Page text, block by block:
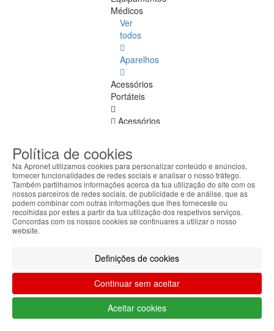
Médicos
Ver
todos
Aparelhos
Acessórios
Portáteis
Acessórios
todos
Autocolantes
Teclado
Malas
Docking
Bases
Refrigeração
Política de cookies
Na Apronet utilizamos cookies para personalizar conteúdo e anúncios,
fornecer funcionalidades de redes sociais e analisar o nosso tráfego.
Também partilhamos informações acerca da tua utilização do site com os
nossos parceiros de redes sociais, de publicidade e de análise, que as
podem combinar com outras informações que lhes forneceste ou
recolhidas por estes a partir da tua utilização dos respetivos serviços.
Concordas com os nossos cookies se continuares a utilizar o nosso
website.
Definições de cookies
Continuar sem aceitar
Aceitar cookies